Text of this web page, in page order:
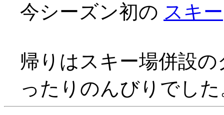
今シーズン初の スキー
帰りはスキー場併設
ったりのんびりでし